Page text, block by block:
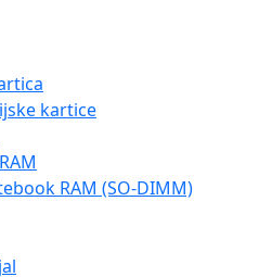
kartice
RAM (SO-DIMM)